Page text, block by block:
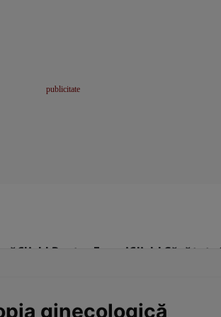
Click! Pentru FemeiClick! Sănătate
ginecologică